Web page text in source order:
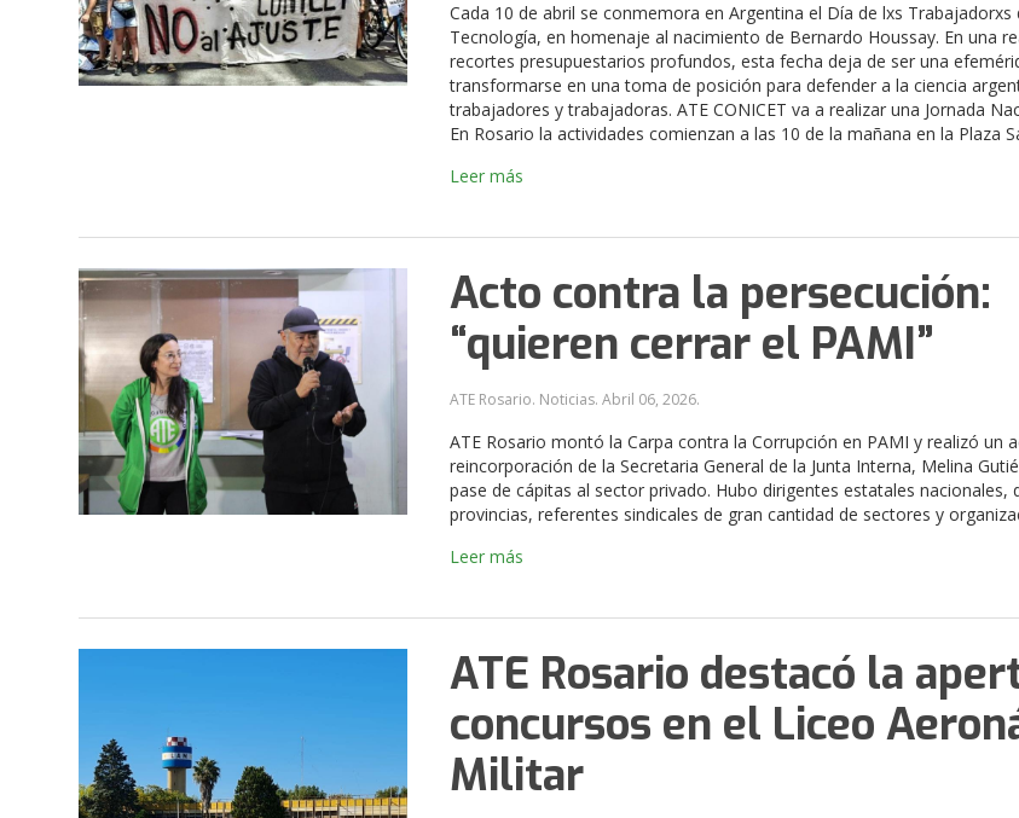
Cada 10 de abril se conmemora en Argentina el Día de lxs Trabajadorxs
Tecnología, en homenaje al nacimiento de Bernardo Houssay. En una
recortes presupuestarios profundos, esta fecha deja de ser una
transformarse en una toma de posición para defender a la ciencia
trabajadores y trabajadoras. ATE CONICET va a realizar una Jornada
En Rosario la actividades comienzan a las 10 de la mañana en la Plaza
Leer más
Acto contra la persecución:
“quieren cerrar el PAMI”
ATE Rosario. Noticias.Abril 06, 2026.
ATE Rosario montó la Carpa contra la Corrupción en PAMI y realizó un
reincorporación de la Secretaria General de la Junta Interna, Melina
pase de cápitas al sector privado. Hubo dirigentes estatales nacionales,
provincias, referentes sindicales de gran cantidad de sectores y
Leer más
ATE Rosario destacó la
concursos en el Liceo
Militar